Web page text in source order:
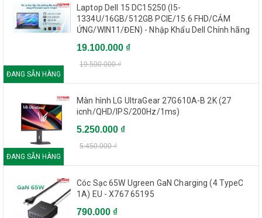
ĐANG SẴN HÀNG
Laptop Dell 15 DC15250 (I5-
1334U/16GB/512GB PCIE/15.6 FHD/CẢM
ỨNG/WIN11/ĐEN) - Nhập Khẩu Dell Chính hãng
19.100.000 ₫
19.500.000 ₫
ĐANG SẴN HÀNG
Màn hình LG UltraGear 27G610A-B 2K (27
icnh/QHD/IPS/200Hz/1ms)
5.250.000 ₫
5.450.000 ₫
Cóc Sạc 65W Ugreen GaN Charging (4 TypeC
1A) EU - X767 65195
790.000 ₫